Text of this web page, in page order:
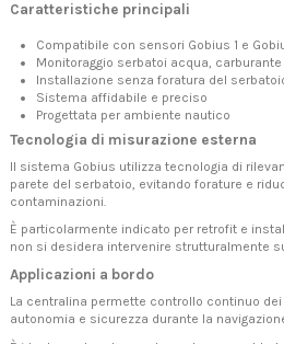
Caratteristiche principali
Compatibile con sensori Gobius 1 e
Monitoraggio serbatoi acqua,
Installazione senza foratura del
Sistema affidabile e preciso
Progettata per ambiente nautico
Tecnologia di misurazione esterna
Il sistema Gobius utilizza tecnologia di
parete del serbatoio, evitando forature e
contaminazioni.
È particolarmente indicato per retrofit e
non si desidera intervenire strutturalmente
Applicazioni a bordo
La centralina permette controllo continuo
autonomia e sicurezza durante la